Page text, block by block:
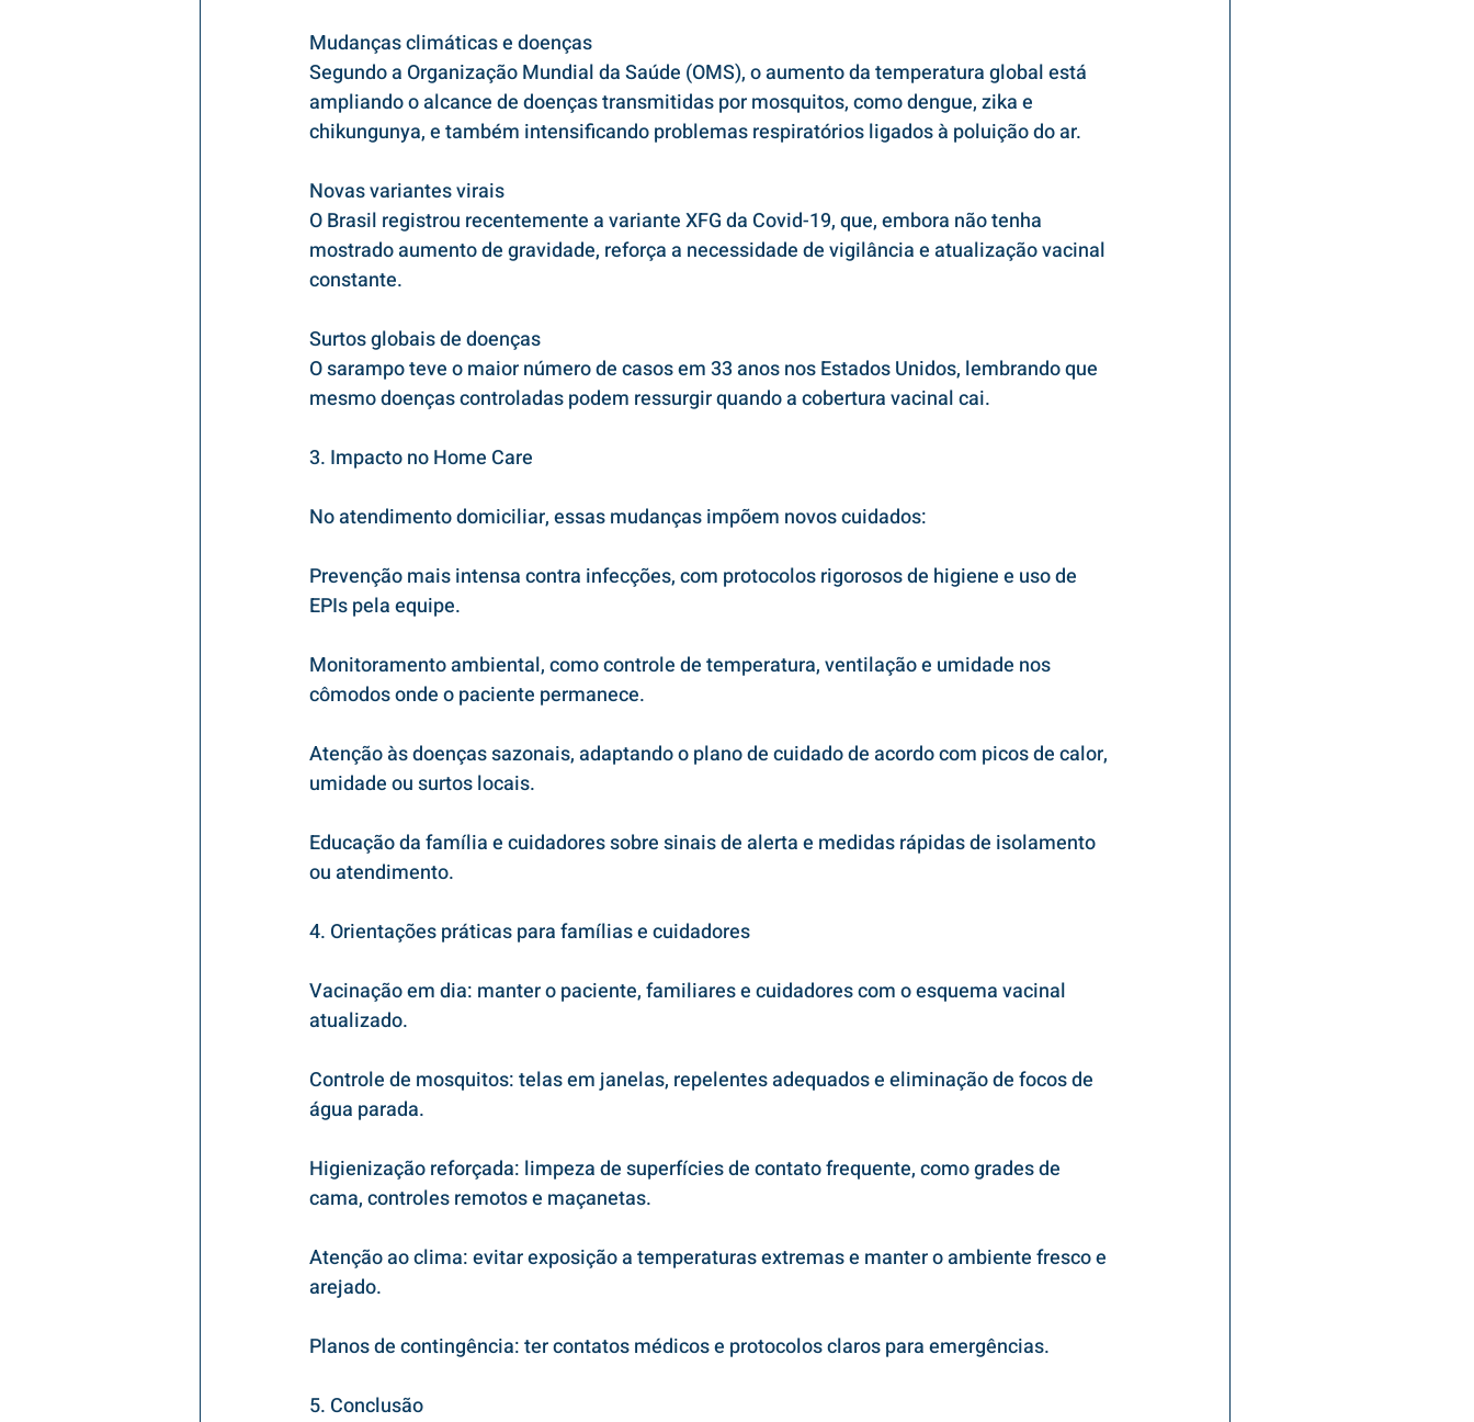
Mudanças climáticas e doenças
Segundo a Organização Mundial da Saúde (OMS), o aumento da temperatura global está
ampliando o alcance de doenças transmitidas por mosquitos, como dengue, zika e
chikungunya, e também intensificando problemas respiratórios ligados à poluição do ar.
Novas variantes virais
O Brasil registrou recentemente a variante XFG da Covid-19, que, embora não tenha
mostrado aumento de gravidade, reforça a necessidade de vigilância e atualização vacinal
constante.
Surtos globais de doenças
O sarampo teve o maior número de casos em 33 anos nos Estados Unidos, lembrando que
mesmo doenças controladas podem ressurgir quando a cobertura vacinal cai.
3. Impacto no Home Care
No atendimento domiciliar, essas mudanças impõem novos cuidados:
Prevenção mais intensa contra infecções, com protocolos rigorosos de higiene e uso de
EPIs pela equipe.
Monitoramento ambiental, como controle de temperatura, ventilação e umidade nos
cômodos onde o paciente permanece.
Atenção às doenças sazonais, adaptando o plano de cuidado de acordo com picos de calor,
umidade ou surtos locais.
Educação da família e cuidadores sobre sinais de alerta e medidas rápidas de isolamento
ou atendimento.
4. Orientações práticas para famílias e cuidadores
Vacinação em dia: manter o paciente, familiares e cuidadores com o esquema vacinal
atualizado.
Controle de mosquitos: telas em janelas, repelentes adequados e eliminação de focos de
água parada.
Higienização reforçada: limpeza de superfícies de contato frequente, como grades de
cama, controles remotos e maçanetas.
Atenção ao clima: evitar exposição a temperaturas extremas e manter o ambiente fresco e
arejado.
Planos de contingência: ter contatos médicos e protocolos claros para emergências.
5. Conclusão